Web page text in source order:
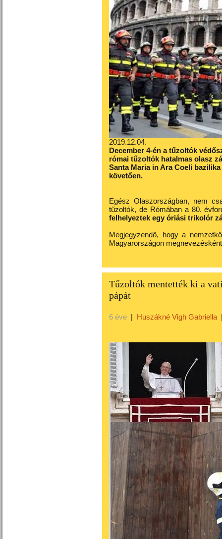
2019.12.04.
December 4-én a tűzoltók
római tűzoltók hatalmas olasz
Santa Maria in Ara Coeli
követően.
Egész Olaszországban, nem
tűzoltók, de Rómában a 80.
felhelyeztek egy óriási trikolór
Megjegyzendő, hogy a
Magyarországon
Tűzoltók mentették ki a
pápát
6 éve | Huszákné Vigh Gabriella